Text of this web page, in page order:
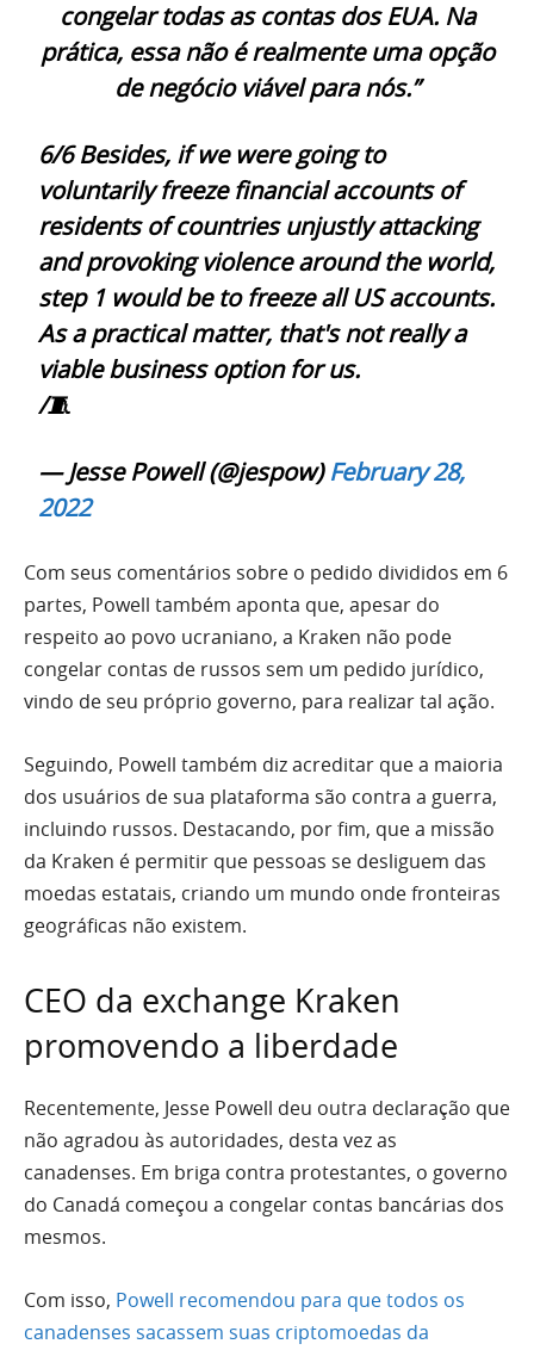
congelar todas as contas dos EUA. Na
prática, essa não é realmente uma opção
de negócio viável para nós.”
6/6 Besides, if we were going to
voluntarily freeze financial accounts of
residents of countries unjustly attacking
and provoking violence around the world,
step 1 would be to freeze all US accounts.
As a practical matter, that's not really a
viable business option for us.
/🧵
— Jesse Powell (@jespow)February 28,
2022
Com seus comentários sobre o pedido divididos em 6
partes, Powell também aponta que, apesar do
respeito ao povo ucraniano, a Kraken não pode
congelar contas de russos sem um pedido jurídico,
vindo de seu próprio governo, para realizar tal ação.
Seguindo, Powell também diz acreditar que a maioria
dos usuários de sua plataforma são contra a guerra,
incluindo russos. Destacando, por fim, que a missão
da Kraken é permitir que pessoas se desliguem das
moedas estatais, criando um mundo onde fronteiras
geográficas não existem.
CEO da exchange Kraken
promovendo a liberdade
Recentemente, Jesse Powell deu outra declaração que
não agradou às autoridades, desta vez as
canadenses. Em briga contra protestantes, o governo
do Canadá começou a congelar contas bancárias dos
mesmos.
Com isso, Powell recomendou para que todos os
canadenses sacassem suas criptomoedas da